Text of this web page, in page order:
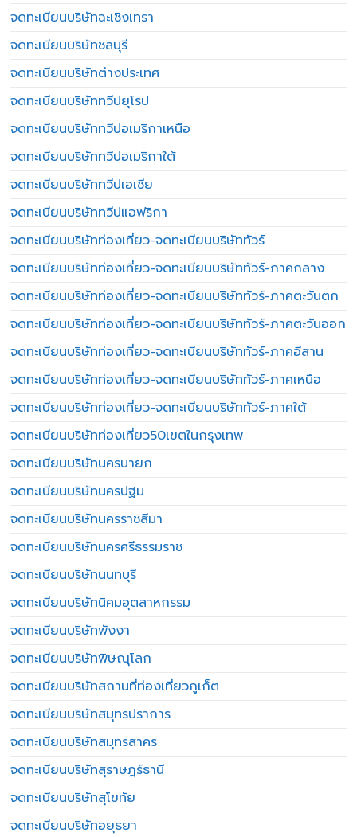
จดทะเบียนบริษัทฉะเชิงเทรา
จดทะเบียนบริษัทชลบุรี
จดทะเบียนบริษัทต่างประเทศ
จดทะเบียนบริษัททวีปยุโรป
จดทะเบียนบริษัททวีปอเมริกาเหนือ
จดทะเบียนบริษัททวีปอเมริกาใต้
จดทะเบียนบริษัททวีปเอเชีย
จดทะเบียนบริษัททวีปแอฟริกา
จดทะเบียนบริษัทท่องเที่ยว-จดทะเบียนบริษัททัวร์
จดทะเบียนบริษัทท่องเที่ยว-จดทะเบียนบริษัททัวร์-ภาคกลาง
จดทะเบียนบริษัทท่องเที่ยว-จดทะเบียนบริษัททัวร์-ภาคตะวันตก
จดทะเบียนบริษัทท่องเที่ยว-จดทะเบียนบริษัททัวร์-ภาคตะวันออก
จดทะเบียนบริษัทท่องเที่ยว-จดทะเบียนบริษัททัวร์-ภาคอีสาน
จดทะเบียนบริษัทท่องเที่ยว-จดทะเบียนบริษัททัวร์-ภาคเหนือ
จดทะเบียนบริษัทท่องเที่ยว-จดทะเบียนบริษัททัวร์-ภาคใต้
จดทะเบียนบริษัทท่องเที่ยว50เขตในกรุงเทพ
จดทะเบียนบริษัทนครนายก
จดทะเบียนบริษัทนครปฐม
จดทะเบียนบริษัทนครราชสีมา
จดทะเบียนบริษัทนครศรีธรรมราช
จดทะเบียนบริษัทนนทบุรี
จดทะเบียนบริษัทนิคมอุตสาหกรรม
จดทะเบียนบริษัทพังงา
จดทะเบียนบริษัทพิษณุโลก
จดทะเบียนบริษัทสถานที่ท่องเที่ยวภูเก็ต
จดทะเบียนบริษัทสมุทรปราการ
จดทะเบียนบริษัทสมุทรสาคร
จดทะเบียนบริษัทสุราษฎร์ธานี
จดทะเบียนบริษัทสุโขทัย
จดทะเบียนบริษัทอยุธยา